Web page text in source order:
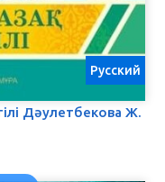
тілі Дәулетбекова Ж.
Русский